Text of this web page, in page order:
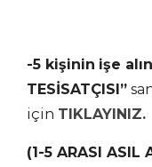
-5 kişinin işe
TESİSATÇISI”
için TIKLAYINIZ.
(1-5 ARASI ASIL